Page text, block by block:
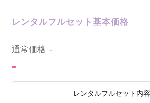
レンタルフルセット基本価格
通常価格 -
-
レンタルフルセット内容